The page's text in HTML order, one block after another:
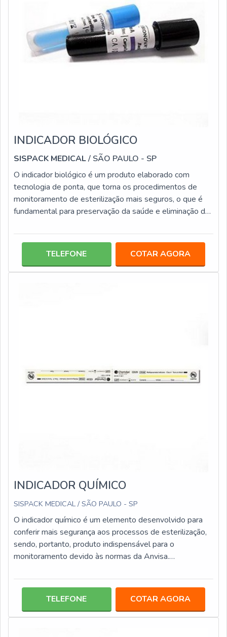
INDICADOR BIOLÓGICO
SISPACK MEDICAL/ SÃO PAULO - SP
O indicador biológico é um produto elaborado com
tecnologia de ponta, que torna os procedimentos de
monitoramento de esterilização mais seguros, o que é
fundamental para preservação da saúde e eliminação da
elementos.ALGUMAS CATEGORIAS DO
bactérias inativas, ou seja, esporos, que em contato com
o meio a ser analisado, indicam se o método foi eficiente
TELEFONE COTAR AGORA
INDICADOR QUÍMICO
SISPACK MEDICAL / SÃO PAULO - SP
O indicador químico é um elemento desenvolvido para
conferir mais segurança aos processos de esterilização,
sendo, portanto, produto indispensável para o
monitoramento devido às normas da Anvisa.
realização do monitoramento das práticas de
críticos do processo foram alcançados.Informações de
uso do produto A atuação deste tipo de indicador se dá
TELEFONE COTAR AGORA